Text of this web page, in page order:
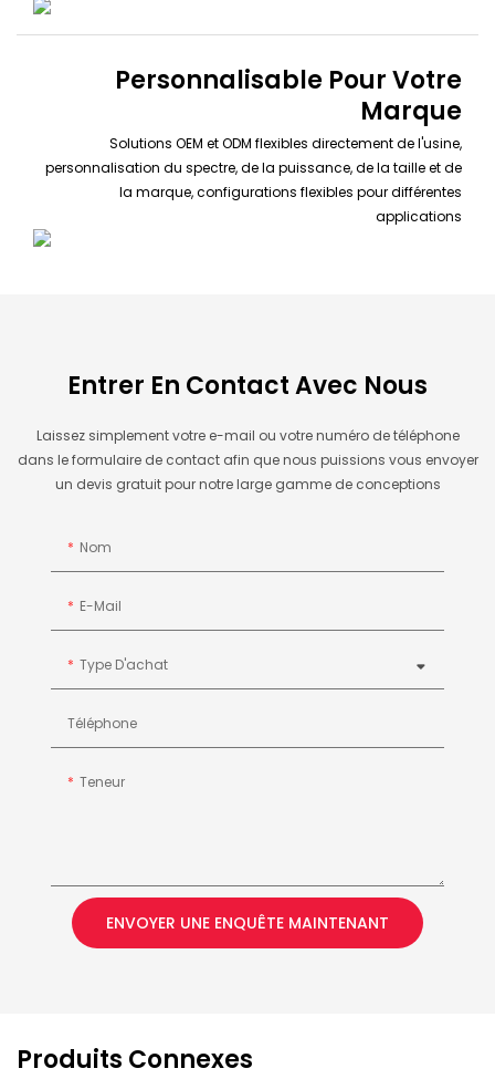
Personnalisable Pour Votre
Marque
Solutions OEM et ODM flexibles directement de l'usine,
personnalisation du spectre, de la puissance, de la taille et de
la marque, configurations flexibles pour différentes
applications
Entrer En Contact Avec Nous
Laissez simplement votre e-mail ou votre numéro de téléphone
dans le formulaire de contact afin que nous puissions vous envoyer
un devis gratuit pour notre large gamme de conceptions
Nom
E-Mail
Type D'achat
Téléphone
Teneur
ENVOYER UNE ENQUÊTE MAINTENANT
Produits Connexes